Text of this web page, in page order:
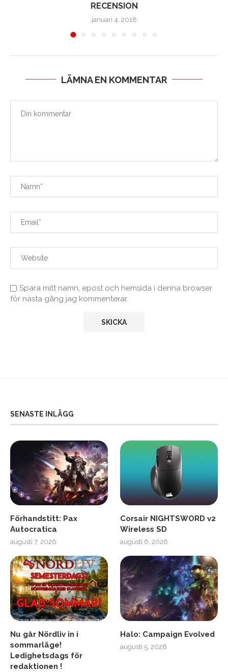
RECENSION
januari 4, 2018
LÄMNA EN KOMMENTAR
Spara mitt namn, epost och hemsida i denna browser
för nästa gång jag kommenterar.
SENASTE INLÄGG
Förhandstitt: Pax
Autocratica
augusti 7, 2026
Corsair NIGHTSWORD v2
Wireless SD
augusti 6, 2026
Nu går Nördliv in i
sommarläge!
Ledighetsdags för
redaktionen !
Halo: Campaign Evolved
augusti 5, 2026